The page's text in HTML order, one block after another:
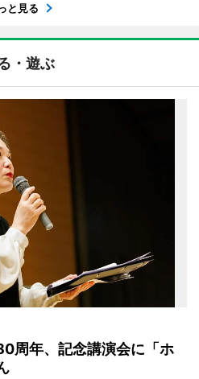
と見る
・遊ぶ
周年、記念講演会に「ホ